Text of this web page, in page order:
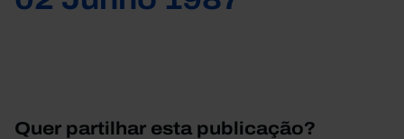
Quer partilhar esta publicação?